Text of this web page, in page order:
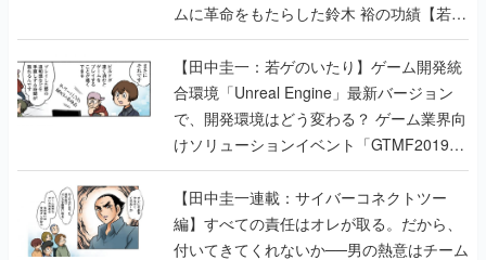
合環境「Unreal Engine」最新バージョン
で、開発環境はどう変わる？ ゲーム業界向
けソリューションイベント「GTMF2019」
に行って、より理解を深めよう【PR】
【田中圭一連載：サイバーコネクトツー
編】すべての責任はオレが取る。だから、
付いてきてくれないか──男の熱意はチーム
解散の危機を救い、『.hack』成功の活路を
開く。業界の快男児・松山 洋に流れる血は
『少年ジャンプ』色だった【若ゲのいた
若ゲのいたり〜ゲームクリエイターの青春〜の記事一覧